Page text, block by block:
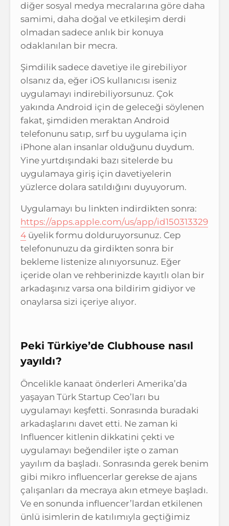
diğer sosyal medya mecralarına göre daha
samimi, daha doğal ve etkileşim derdi
olmadan sadece anlık bir konuya
odaklanılan bir mecra.
Şimdilik sadece davetiye ile girebiliyor
olsanız da, eğer iOS kullanıcısı iseniz
uygulamayı indirebiliyorsunuz. Çok
yakında Android için de geleceği söylenen
fakat, şimdiden meraktan Android
telefonunu satıp, sırf bu uygulama için
iPhone alan insanlar olduğunu duydum.
Yine yurtdışındaki bazı sitelerde bu
uygulamaya giriş için davetiyelerin
yüzlerce dolara satıldığını duyuyorum.
Uygulamayı bu linkten indirdikten sonra:
https://apps.apple.com/us/app/id150313329
4 üyelik formu dolduruyorsunuz. Cep
telefonunuzu da girdikten sonra bir
bekleme listenize alınıyorsunuz. Eğer
içeride olan ve rehberinizde kayıtlı olan bir
arkadaşınız varsa ona bildirim gidiyor ve
onaylarsa sizi içeriye alıyor.
Peki Türkiye’de Clubhouse nasıl
yayıldı?
Öncelikle kanaat önderleri Amerika’da
yaşayan Türk Startup Ceo’ları bu
uygulamayı keşfetti. Sonrasında buradaki
arkadaşlarını davet etti. Ne zaman ki
Influencer kitlenin dikkatini çekti ve
uygulamayı beğendiler işte o zaman
yayılım da başladı. Sonrasında gerek benim
gibi mikro influencerlar gerekse de ajans
çalışanları da mecraya akın etmeye başladı.
Ve en sonunda influencer’lardan etkilenen
ünlü isimlerin de katılımıyla geçtiğimiz